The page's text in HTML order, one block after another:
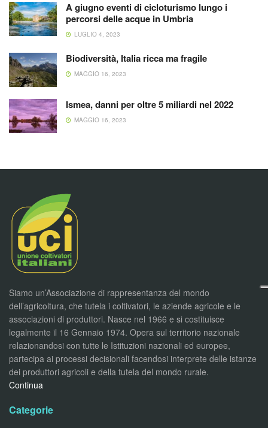
A giugno eventi di cicloturismo lungo i
percorsi delle acque in Umbria
LUGLIO 4, 2023
Biodiversità, Italia ricca ma fragile
MAGGIO 16, 2023
Ismea, danni per oltre 5 miliardi nel 2022
MAGGIO 16, 2023
Siamo un’Associazione di rappresentanza del mondo
dell’agricoltura, che tutela i coltivatori, le aziende agricole e le
associazioni di produttori. Nasce nel 1966 e si costituisce
legalmente il 16 Gennaio 1974. Opera sul territorio nazionale
relazionandosi con tutte le Istituzioni nazionali ed europee,
partecipa ai processi decisionali facendosi interprete delle istanze
dei produttori agricoli e della tutela del mondo rurale.
Continua
Categorie